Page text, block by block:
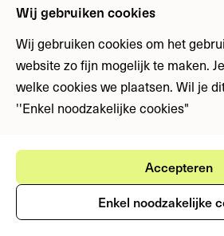
Wij gebruiken cookies
Wij gebruiken cookies om het
website zo fijn mogelijk te maken.
welke cookies we plaatsen. Wil je
''Enkel noodzakelijke cookies"
Accepteren
Enkel noodzakelijke